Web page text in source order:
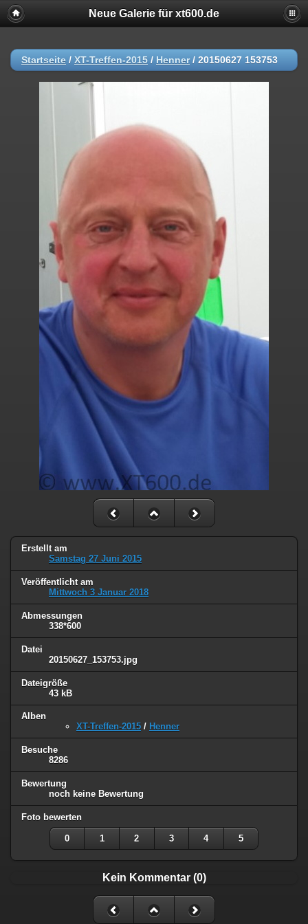
Neue Galerie für xt600.de
Startseite / XT-Treffen-2015 / Henner/ 20150627 153753
Erstellt am
Samstag 27 Juni 2015
Veröffentlicht am
Mittwoch 3 Januar 2018
Abmessungen
338*600
Datei
20150627_153753.jpg
Dateigröße
43 kB
Alben
XT-Treffen-2015 / Henner
Besuche
8286
Bewertung
noch keine Bewertung
Foto bewerten
0 1 2 3 4 5
Kein Kommentar (0)